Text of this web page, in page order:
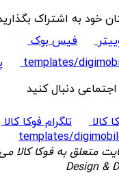
خود به اشتراک
فیس بوک
templates/
دنبال کنید
کالا
تلگرام فوکا کالا
templates/
متعلق به فوکا کالا
Design &